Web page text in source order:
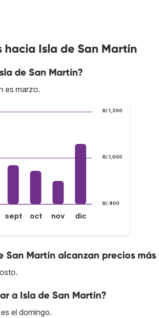
Isla de San Martín
de San Martín?
es marzo.
B/.800
B/.1,000
B/.1,200
sept oct nov dic
San Martín alcanzan precios más
a Isla de San Martín?
el domingo.